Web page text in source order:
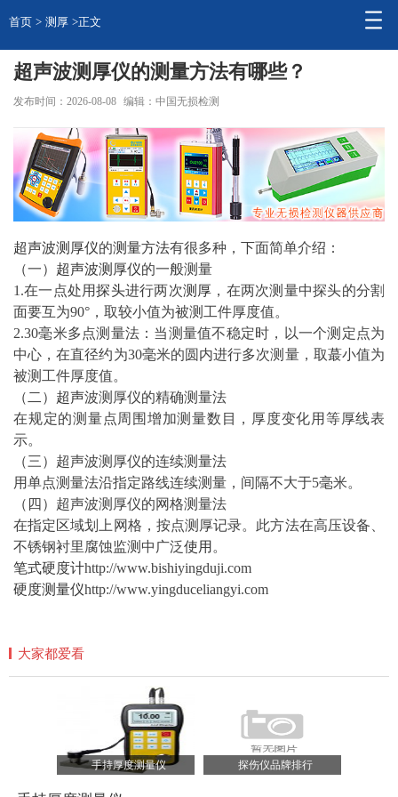
首页 > 测厚 >正文
超声波测厚仪的测量方法有哪些？
发布时间：2026-08-08 编辑：中国无损检测
超声波测厚仪的测量方法有很多种，下面简单介绍：
（一） 超声波测厚仪的一般测量
1.在一点处用探头进行两次测厚 ，在两次测量中探头的分割
面要互为90°，取较小值为被测工件厚度值。
2.30毫米多点测量法：当测量值不稳定时，以一个测定点为
中心，在直径约为30毫米的圆内进行多次测量，取蕞小值为
被测工件厚度值。
（二） 超声波测厚仪的精确测量法
在规定的测量点周围增加测量数目，厚度变化用等厚线表
示。
（三）超声波测厚仪的连续测量法
用单点测量法沿指定路线连续测量，间隔不大于5毫米。
（四）超声波测厚仪的网格测量法
在指定区域划上网格，按点测厚记录。此方法在高压设备、
不锈钢衬里腐蚀监测中广泛使用 。
笔式硬度计http://www.bishiyingduji.com
硬度测量仪http://www.yingduceliangyi.com
大家都爱看
手持厚度测量仪 探伤仪品牌排行